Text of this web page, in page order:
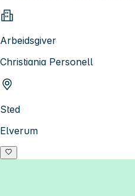
Arbeidsgiver
Christiania Personell
Sted
Elverum